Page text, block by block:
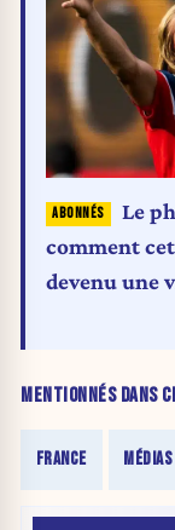
MENTIONNÉS DANS
FRANCE MÉDIAS
Le
comment
devenu une